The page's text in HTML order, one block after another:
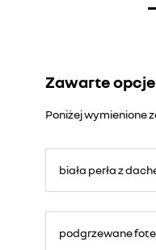
Zawarte opcje
Poniżej wymienione
biała perła z
podgrzewane